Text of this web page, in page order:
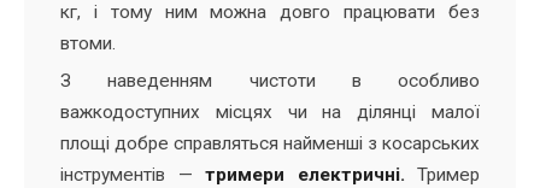
кг, і тому ним можна довго працювати без
втоми.
З наведенням чистоти в особливо
важкодоступних місцях чи на ділянці малої
площі добре справляться найменші з косарських
інструментів — тримери електричні. Тример